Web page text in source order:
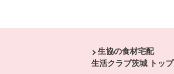
生協の食材宅配
生活クラブ茨城 トップ